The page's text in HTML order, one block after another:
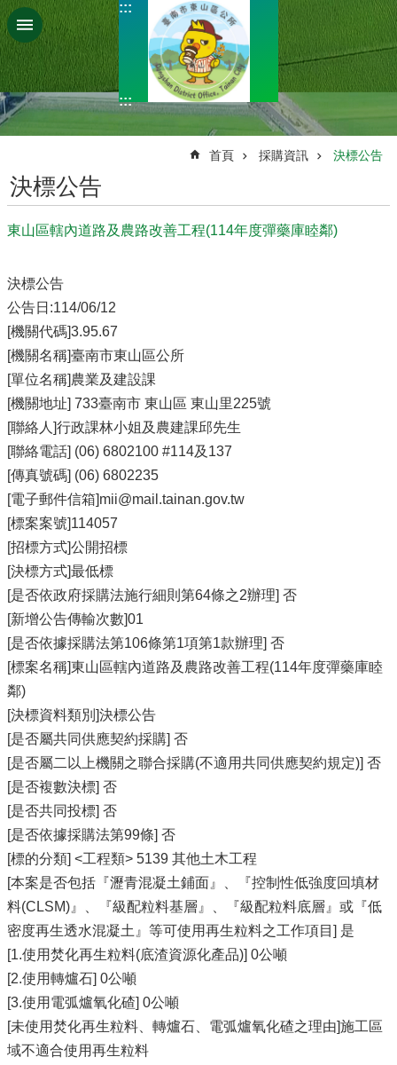
跳到主要內容區塊
:::
:::
首頁 採購資訊 決標公告
決標公告
東山區轄內道路及農路改善工程(114年度彈藥庫睦鄰)
決標公告
公告日:114/06/12
[機關代碼]3.95.67
[機關名稱]臺南市東山區公所
[單位名稱]農業及建設課
[機關地址] 733臺南市 東山區 東山里225號
[聯絡人]行政課林小姐及農建課邱先生
[聯絡電話] (06) 6802100 #114及137
[傳真號碼] (06) 6802235
[電子郵件信箱]mii@mail.tainan.gov.tw
[標案案號]114057
[招標方式]公開招標
[決標方式]最低標
[是否依政府採購法施行細則第64條之2辦理] 否
[新增公告傳輸次數]01
[是否依據採購法第106條第1項第1款辦理] 否
[標案名稱]東山區轄內道路及農路改善工程(114年度彈藥庫睦
鄰)
[決標資料類別]決標公告
[是否屬共同供應契約採購] 否
[是否屬二以上機關之聯合採購(不適用共同供應契約規定)] 否
[是否複數決標] 否
[是否共同投標] 否
[是否依據採購法第99條] 否
[標的分類] <工程類> 5139 其他土木工程
[本案是否包括『瀝青混凝土鋪面』、『控制性低強度回填材
料(CLSM)』、『級配粒料基層』、『級配粒料底層』或『低
密度再生透水混凝土』等可使用再生粒料之工作項目] 是
[1.使用焚化再生粒料(底渣資源化產品)] 0公噸
[2.使用轉爐石] 0公噸
[3.使用電弧爐氧化碴] 0公噸
[未使用焚化再生粒料、轉爐石、電弧爐氧化碴之理由]施工區
域不適合使用再生粒料